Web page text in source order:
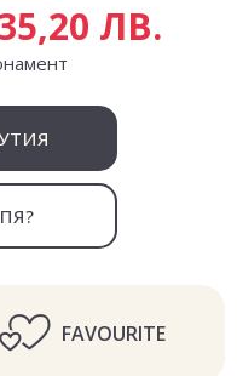
ЛВ.
FAVOURITE